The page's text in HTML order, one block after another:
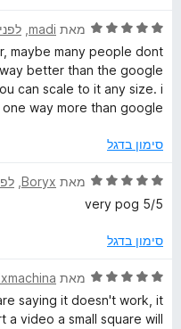
ך
5
מ
ת
ך
ד
י
ר
ו
ג
מ
ו
ך
מאת madi לפני 5 שנים
maybe many people dont
better than the google
can scale to it any size. i
way more than google.
סימון בדגל
ד
י
ו
5
מ
ת
מאת Boryx לפני 5
5/5 very pog
סימון בדגל
ד
י
ר
מאת
saying it doesn't work, it
a video a small square will